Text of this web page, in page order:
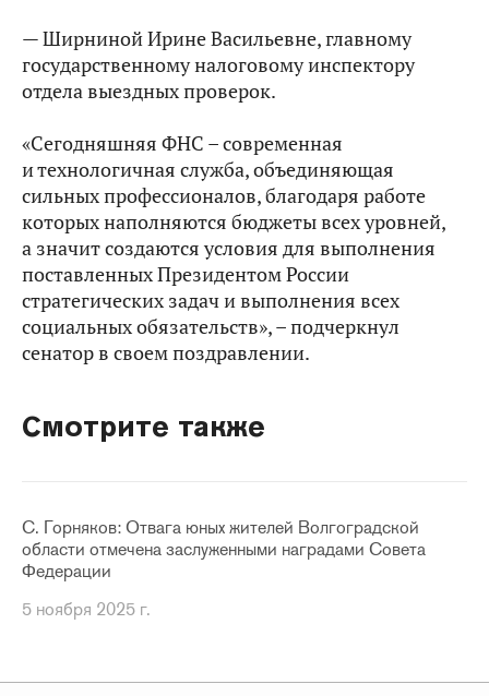
— Ширниной Ирине Васильевне, главному
государственному налоговому инспектору
отдела выездных проверок.
«Сегодняшняя ФНС – современная
и технологичная служба, объединяющая
сильных профессионалов, благодаря работе
которых наполняются бюджеты всех уровней,
а значит создаются условия для выполнения
поставленных Президентом России
стратегических задач и выполнения всех
социальных обязательств», – подчеркнул
сенатор в своем поздравлении.
Смотрите также
С. Горняков: Отвага юных жителей Волгоградской
области отмечена заслуженными наградами Совета
Федерации
5 ноября 2025 г.